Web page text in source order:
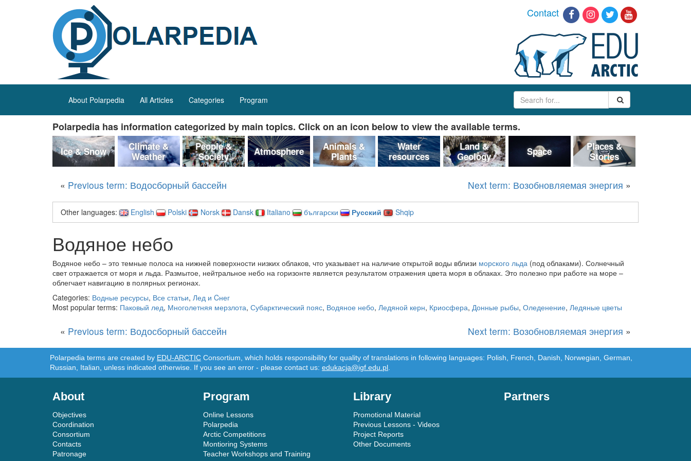
Contact
About Polarpedia All Articles Categories Program
Polarpedia has information categorized by main topics. Click on an icon below to view the available terms.
Ice & Snow
Climate &
Weather
People &
Society
Atmosphere
Animals &
Plants
Water
resources
Land &
Geology
Space
Places &
Stories
« Previous term: Водосборный бассейн Next term: Возобновляемая энергия »
Other languages: English Polski Norsk Dansk Italiano български Русский Shqip
Водяное небо
Водяное небо – это темные полоса на нижней поверхности низких облаков, что указывает на наличие открытой воды вблизи морского льда (под облаками). Солнечный
свет отражается от моря и льда. Размытое, нейтральное небо на горизонте является результатом отражения цвета моря в облаках. Это полезно при работе на море –
облегчает навигацию в полярных регионах.
Categories: Водные ресурсы, Все статьи, Лед и Cнег
Most popular terms: Паковый лед, Многолетняя мерзлота, Субарктический пояс, Водяное небо, Ледяной керн, Криосфера, Донные рыбы, Оледенение, Ледяные цветы
« Previous term: Водосборный бассейн Next term: Возобновляемая энергия »
Polarpedia terms are created by EDU-ARCTIC Consortium, which holds responsibility for quality of translations in following languages: Polish, French, Danish, Norwegian, German,
Russian, Italian, unless indicated otherwise. If you see an error - please contact us: edukacja@igf.edu.pl
About
Objectives
Coordination
Consortium
Contacts
Patronage
Program
Online Lessons
Polarpedia
Arctic Competitions
Montioring Systems
Teacher Workshops and Training
Library
Promotional Material
Previous Lessons - Videos
Project Reports
Other Documents
Partners